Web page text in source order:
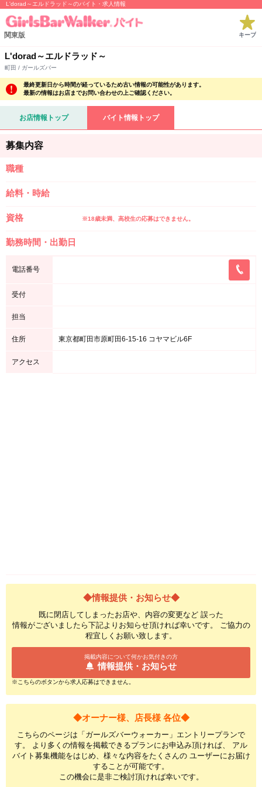
L'dorad～エルドラッド～のバイト・求人情報
関東版 キープ
L'dorad～エルドラッド～
町田 / ガールズバー
最終更新日から時間が経っているため古い情報の可能性があります。
最新の情報はお店までお問い合わせの上ご確認ください。
お店情報トップ バイト情報トップ
募集内容
職種
給料・時給
資格 ※18歳未満、高校生の応募はできません。
勤務時間・出勤日
電話番号
受付
担当
住所 東京都町田市原町田6-15-16 コヤマビル6F
アクセス
◆情報提供・お知らせ◆
既に閉店してしまったお店や、内容の変更など 誤った
情報がございましたら下記よりお知らせ頂ければ幸いです。 ご協力の
程宜しくお願い致します。
掲載内容について何かお気付きの方
情報提供・お知らせ
※こちらのボタンから求人応募はできません。
◆オーナー様、店長様 各位◆
こちらのページは「ガールズバーウォーカー」エントリープランで
す。 より多くの情報を掲載できるプランにお申込み頂ければ、 アル
バイト募集機能をはじめ、様々な内容をたくさんの ユーザーにお届け
することが可能です。
この機会に是非ご検討頂ければ幸いです。